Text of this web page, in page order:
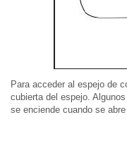
Para acceder al espejo de
cubierta del espejo.
se enciende cuando se